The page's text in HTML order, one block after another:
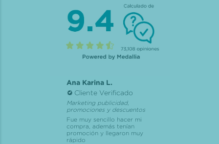
Ana Karina L.
Cliente Verificado
Marketing publicidad,
promociones y descuentos
Fue muy sencillo hacer mi
compra, además tenían
promoción y llegaron muy
rápido